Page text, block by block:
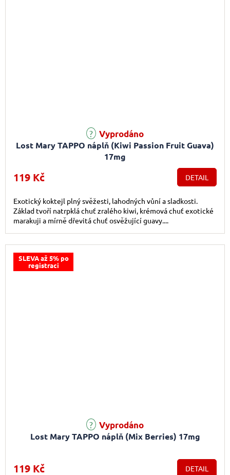
Lost Mary TAPPO náplň (Kiwi Passion Fruit Guava)
17mg
Vyprodáno
119 Kč DETAIL
Exotický koktejl plný svěžesti, lahodných vůní a sladkosti.
Základ tvoří natrpklá chuť zralého kiwi, krémová chuť exotické
marakuji a mírně dřevitá chuť osvěžující guavy....
SLEVA až 5% po
registraci
Lost Mary TAPPO náplň (Mix Berries) 17mg
Vyprodáno
119 Kč DETAIL